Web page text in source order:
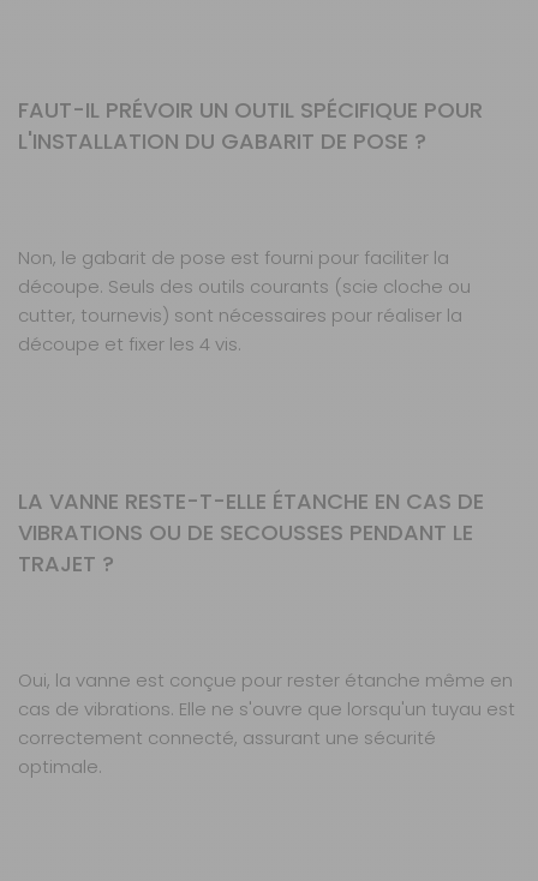
FAUT-IL PRÉVOIR UN OUTIL SPÉCIFIQUE POUR
L'INSTALLATION DU GABARIT DE POSE ?
Non, le gabarit de pose est fourni pour faciliter la
découpe. Seuls des outils courants (scie cloche ou
cutter, tournevis) sont nécessaires pour réaliser la
découpe et fixer les 4 vis.
LA VANNE RESTE-T-ELLE ÉTANCHE EN CAS DE
VIBRATIONS OU DE SECOUSSES PENDANT LE
TRAJET ?
Oui, la vanne est conçue pour rester étanche même en
cas de vibrations. Elle ne s'ouvre que lorsqu'un tuyau est
correctement connecté, assurant une sécurité
optimale.